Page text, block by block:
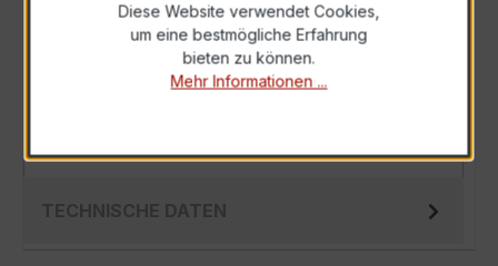
BESCHREIBUNG
Der Wickelstromwandler WSK 40 1/1 A 2,5 VA
Kl. 1 ist ein kompakter, hochpräziser
TECHNISCHE DATEN
Diese Website verwendet Cookies,
um eine bestmögliche Erfahrung
bieten zu können.
Mehr Informationen ...